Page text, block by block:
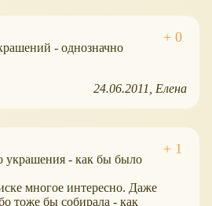
- однозначно
24.06.2011 Елена
украшения - как бы было
многое интересно. Даже
тоже бы собирала - как